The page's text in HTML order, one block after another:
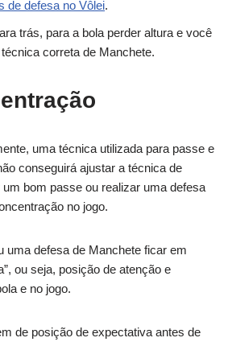
de defesa no Vôlei.
trás, para a bola perder altura e você
correta de Manchete.
uma técnica utilizada para passe e
conseguirá ajustar a técnica de
bom passe ou realizar uma defesa
no jogo.
uma defesa de Manchete ficar em
ou seja, posição de atenção e
e no jogo.
de posição de expectativa antes de